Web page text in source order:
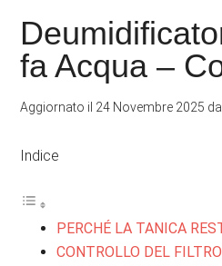
fa Acqua –
Aggiornato il 24 Novembre 2025 da
Indice
PERCHÉ LA TANICA
CONTROLLO DEL